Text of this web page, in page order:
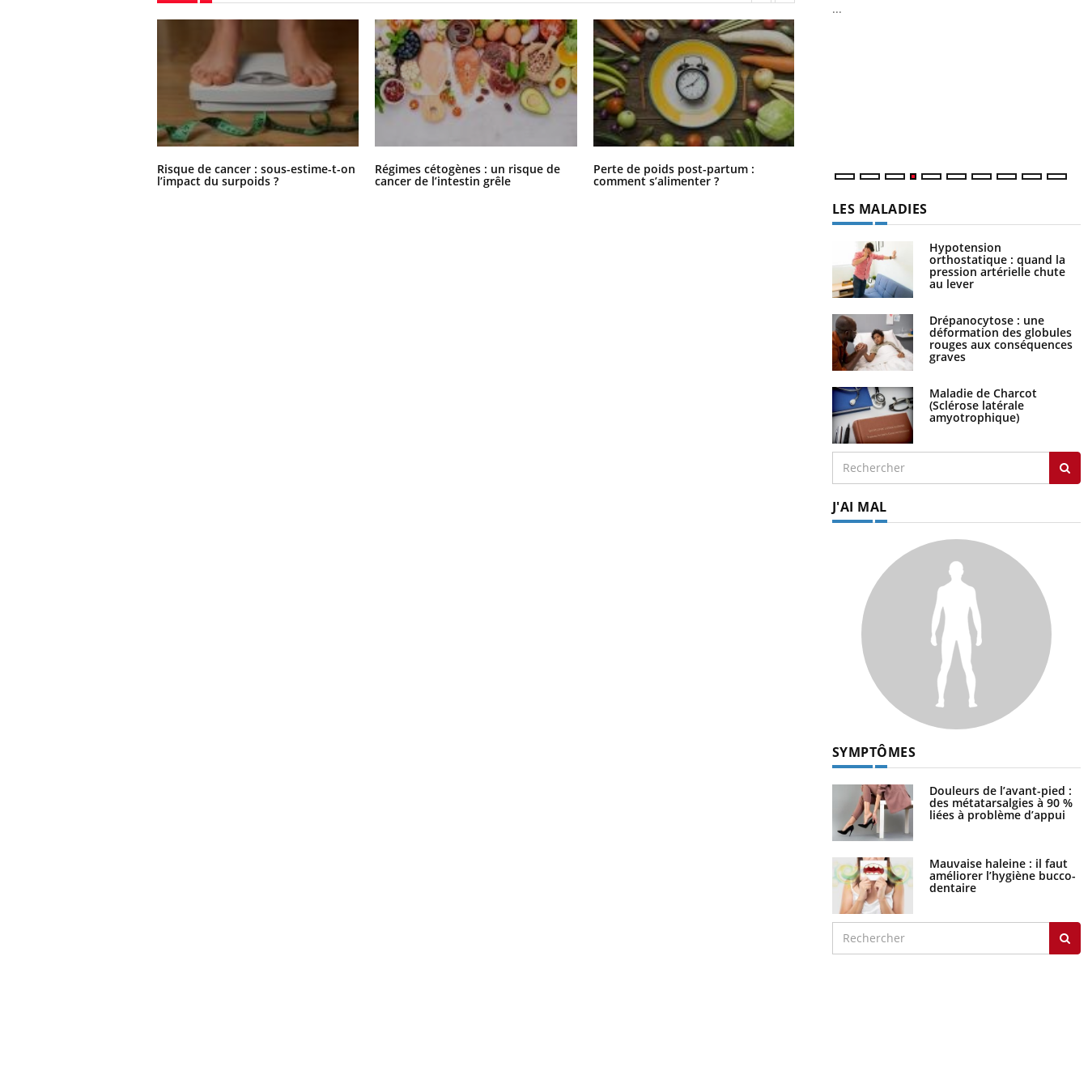
Risque de cancer : sous-estime-t-on
l’impact du surpoids ?
Régimes cétogènes : un risque de
cancer de l’intestin grêle
Perte de poids post-partum :
comment s’alimenter ? et le froid : une recherche éclaire le
...
LES MALADIES
Hypotension
orthostatique : quand la
pression artérielle chute
au lever
Drépanocytose : une
déformation des globules
rouges aux conséquences
graves
Maladie de Charcot
(Sclérose latérale
amyotrophique)
J'AI MAL
SYMPTÔMES
Douleurs de l’avant-pied :
des métatarsalgies à 90 %
liées à problème d’appui
Mauvaise haleine : il faut
améliorer l’hygiène bucco-
dentaire